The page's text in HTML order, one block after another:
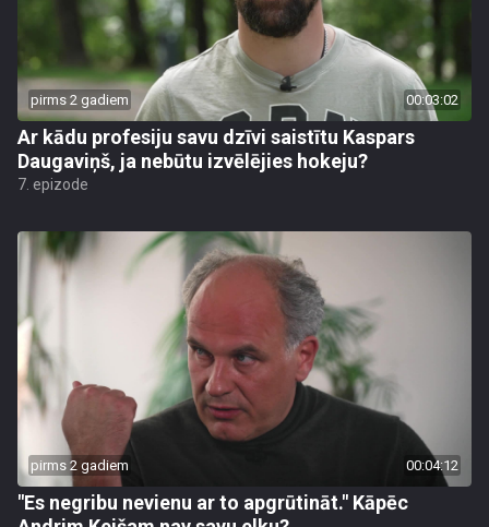
pirms 2 gadiem 00:03:02
Ar kādu profesiju savu dzīvi saistītu Kaspars
Daugaviņš, ja nebūtu izvēlējies hokeju?
7. epizode
pirms 2 gadiem 00:04:12
"Es negribu nevienu ar to apgrūtināt." Kāpēc